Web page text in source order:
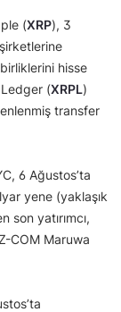
(XRP), 3
hisse
Ledger (XRPL)
transfer
6 Ağustos’ta
yene (yaklaşık
son yatırımcı,
COM Maruwa